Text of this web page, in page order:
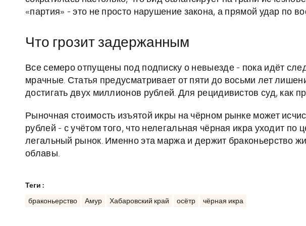
«партия» - это не просто нарушение закона, а прямой удар по
Что грозит задержанным
Все семеро отпущены под подписку о невыезде - пока идёт
мрачные. Статья предусматривает от пяти до восьми лет
достигать двух миллионов рублей. Для рецидивистов суд, как
Рыночная стоимость изъятой икры на чёрном рынке может
рублей - с учётом того, что нелегальная чёрная икра уходит
легальный рынок. Именно эта маржа и держит браконьерство
облавы.
Теги :
браконьерство Амур Хабаровский край осётр чёрная икра